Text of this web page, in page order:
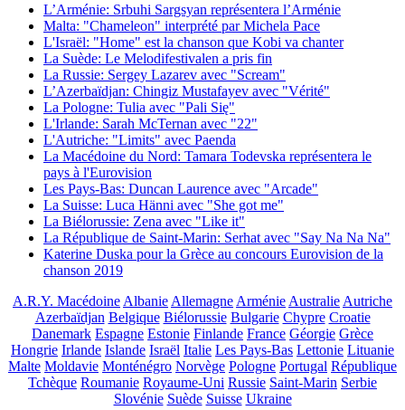
L’Arménie: Srbuhi Sargsyan représentera l’Arménie
Malta: "Chameleon" interprété par Michela Pace
L'Israël: "Home" est la chanson que Kobi va chanter
La Suède: Le Melodifestivalen a pris fin
La Russie: Sergey Lazarev avec "Scream"
L’Azerbaïdjan: Chingiz Mustafayev avec "Vérité"
La Pologne: Tulia avec "Pali Się"
L'Irlande: Sarah McTernan avec "22"
L'Autriche: "Limits" avec Paenda
La Macédoine du Nord: Tamara Todevska représentera le
pays à l'Eurovision
Les Pays-Bas: Duncan Laurence avec "Arcade"
La Suisse: Luca Hänni avec "She got me"
La Biélorussie: Zena avec "Like it"
La République de Saint-Marin: Serhat avec "Say Na Na Na"
Katerine Duska pour la Grèce au concours Eurovision de la
chanson 2019
A.R.Y. Macédoine Albanie Allemagne Arménie Australie Autriche
Azerbaïdjan Belgique Biélorussie Bulgarie Chypre Croatie
Danemark Espagne Estonie Finlande France Géorgie Grèce
Hongrie Irlande Islande Israël Italie Les Pays-Bas Lettonie Lituanie
Malte Moldavie Monténégro Norvège Pologne Portugal République
Tchèque Roumanie Royaume-Uni Russie Saint-Marin Serbie
Slovénie Suède Suisse Ukraine